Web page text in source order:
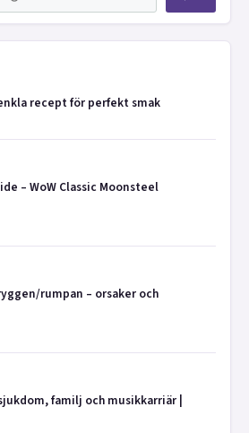
recept för perfekt smak
– WoW Classic Moonsteel
rumpan – orsaker och
familj och musikkarriär |